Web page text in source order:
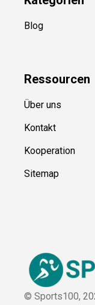
Blog
Ressource
Über uns
Kontakt